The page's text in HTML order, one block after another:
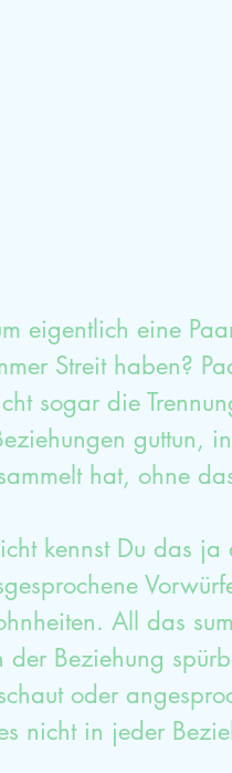
eigentlich eine
Streit haben?
sogar die
guttun,
hat, ohne
kennst Du das ja
All das
der Beziehung
oder
nicht in jeder